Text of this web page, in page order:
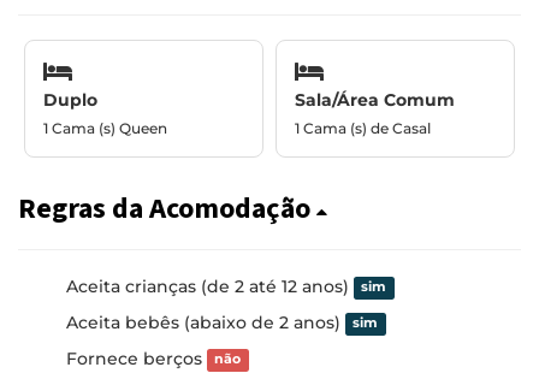
Duplo
1 Cama (s) Queen
Sala/Área Comum
1 Cama (s) de Casal
Regras da Acomodação
Aceita crianças (de 2 até 12 anos) sim
Aceita bebês (abaixo de 2 anos) sim
Fornece berços não